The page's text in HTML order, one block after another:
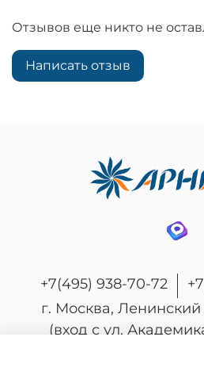
Отзывов еще никто не
Написать отзыв
+7(495) 938-70-72
г. Москва, Ленинский
(вход с ул.